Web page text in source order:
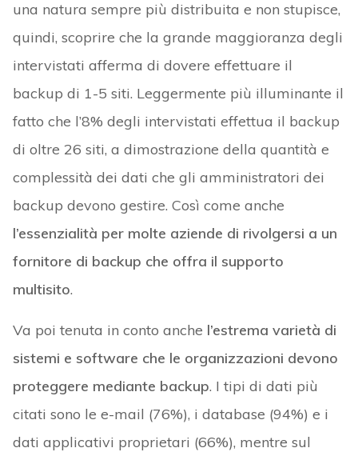
una natura sempre più distribuita e non stupisce,
quindi, scoprire che la grande maggioranza degli
intervistati afferma di dovere effettuare il
backup di 1-5 siti. Leggermente più illuminante il
fatto che l’8% degli intervistati effettua il backup
di oltre 26 siti, a dimostrazione della quantità e
complessità dei dati che gli amministratori dei
backup devono gestire. Così come anche
l’essenzialità per molte aziende di rivolgersi a un
fornitore di backup che offra il supporto
multisito.
Va poi tenuta in conto anche l’estrema varietà di
sistemi e software che le organizzazioni devono
proteggere mediante backup. I tipi di dati più
citati sono le e-mail (76%), i database (94%) e i
dati applicativi proprietari (66%), mentre sul